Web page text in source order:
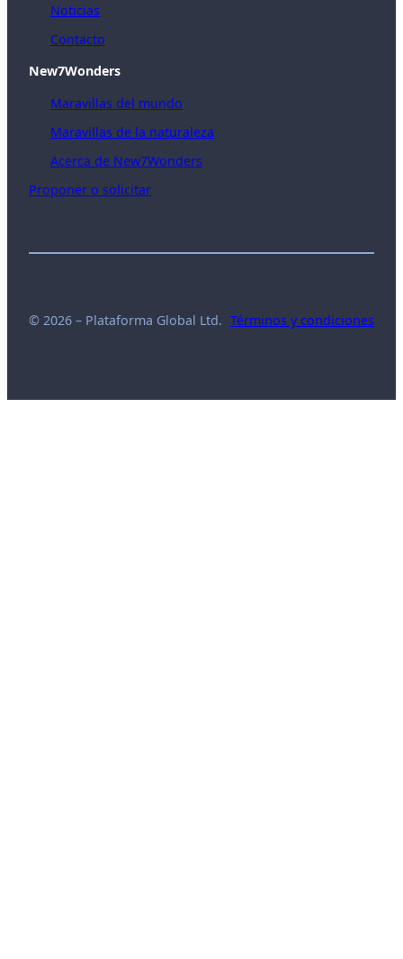
Noticias
Contacto
New7Wonders
Maravillas del mundo
Maravillas de la naturaleza
Acerca de New7Wonders
Proponer o solicitar
© 2026 – Plataforma Global Ltd. Términos y condiciones